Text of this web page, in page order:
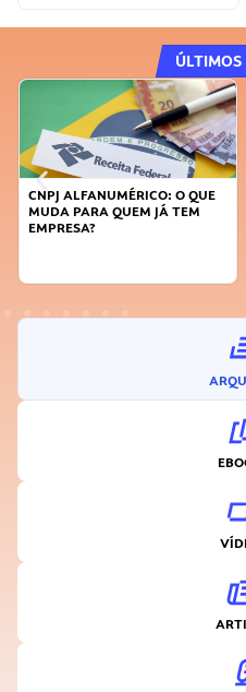
DICAS PARA OBTER CRÉDITO